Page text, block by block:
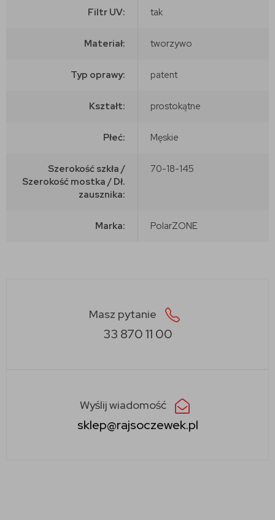
Filtr UV: tak
Materiał: tworzywo
Typ oprawy: patent
Kształt: prostokątne
Płeć: Męskie
Szerokość szkła /
Szerokość mostka / Dł.
zausznika:
70-18-145
Marka: PolarZONE
Masz pytanie
33 870 11 00
Wyślij wiadomość
sklep@rajsoczewek.pl